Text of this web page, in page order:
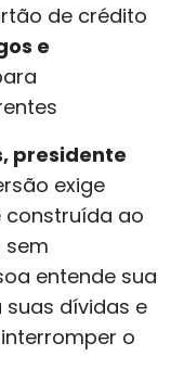
de crédito
e
presidente
exige
construída ao
sem
entende sua
suas dívidas e
o